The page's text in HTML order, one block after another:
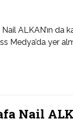
ALKAN’ın da
Medya’da yer
Nail